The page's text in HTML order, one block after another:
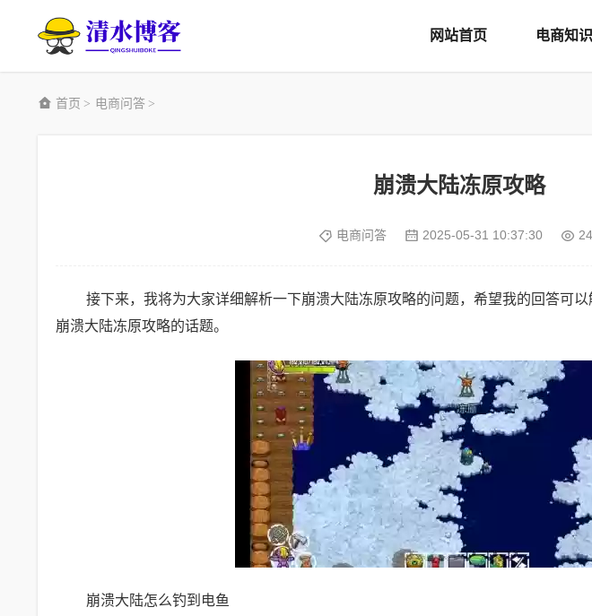
网站首页 电商知识
首页 > 电商问答 >
崩溃大陆冻原攻略
电商问答 2025-05-31 10:37:30
接下来，我将为大家详细解析一下崩溃大陆冻原攻略的问题，希望我的回答可
崩溃大陆冻原攻略的话题。
崩溃大陆怎么钓到电鱼